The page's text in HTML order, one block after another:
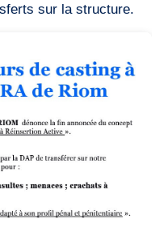
sur la structure.